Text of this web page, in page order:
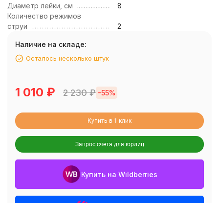
Диаметр лейки, см
8
Количество режимов
струи
2
Наличие на складе:
Осталось несколько штук
1 010 ₽ 2 230₽ -55%
Купить в 1 клик
Запрос счета для юрлиц
Купить на Wildberries